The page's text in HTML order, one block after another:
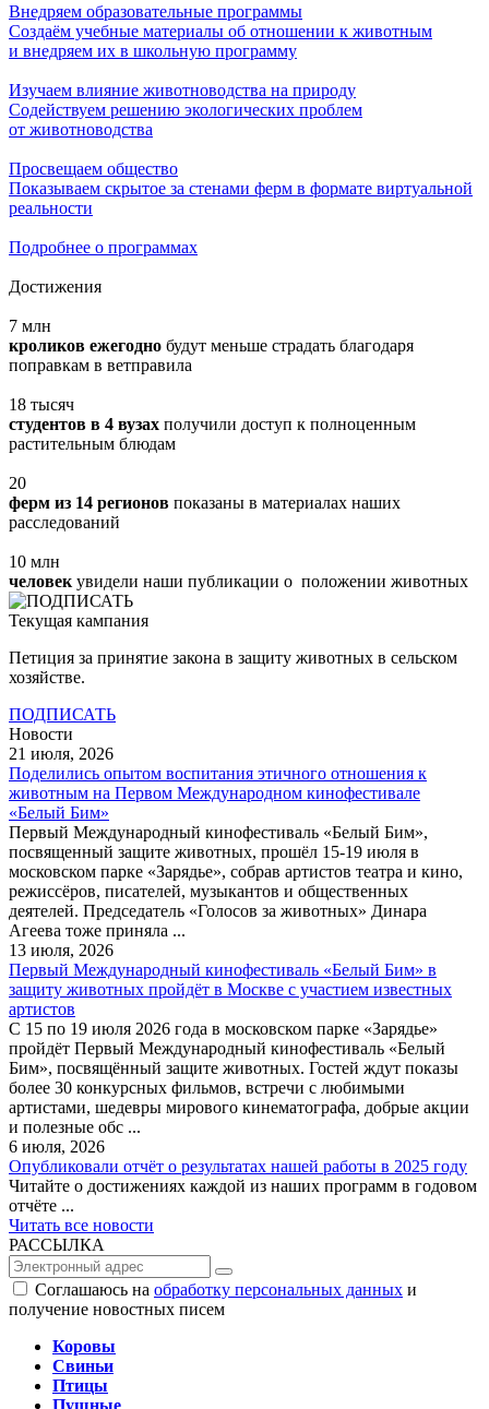
Внедряем образовательные программы
Создаём учебные материалы об отношении к животным
и внедряем их в школьную программу
Изучаем влияние животноводства на природу
Содействуем решению экологических проблем
от животноводства
Просвещаем общество
Показываем скрытое за стенами ферм в формате виртуальной
реальности
Подробнее о программах
Достижения
7 млн
кроликов ежегодно будут меньше страдать благодаря
поправкам в ветправила
18 тысяч
студентов в 4 вузах получили доступ к полноценным
растительным блюдам
20
ферм из 14 регионов показаны в материалах наших
расследований
10 млн
человек увидели наши публикации о положении животных
Текущая кампания
Петиция за принятие закона в защиту животных в сельском
хозяйстве.
ПОДПИСАТЬ
Новости
21 июля, 2026
Поделились опытом воспитания этичного отношения к
животным на Первом Международном кинофестивале
«Белый Бим»
Первый Международный кинофестиваль «Белый Бим»,
посвященный защите животных, прошёл 15-19 июля в
московском парке «Зарядье», собрав артистов театра и кино,
режиссёров, писателей, музыкантов и общественных
деятелей. Председатель «Голосов за животных» Динара
Агеева тоже приняла ...
13 июля, 2026
Первый Международный кинофестиваль «Белый Бим» в
защиту животных пройдёт в Москве с участием известных
артистов
С 15 по 19 июля 2026 года в московском парке «Зарядье»
пройдёт Первый Международный кинофестиваль «Белый
Бим», посвящённый защите животных. Гостей ждут показы
более 30 конкурсных фильмов, встречи с любимыми
артистами, шедевры мирового кинематографа, добрые акции
и полезные обс ...
6 июля, 2026
Опубликовали отчёт о результатах нашей работы в 2025 году
Читайте о достижениях каждой из наших программ в годовом
отчёте ...
Читать все новости
РАССЫЛКА
Соглашаюсь на обработку персональных данных и
получение новостных писем
Коровы
Свиньи
Птицы
Пушные